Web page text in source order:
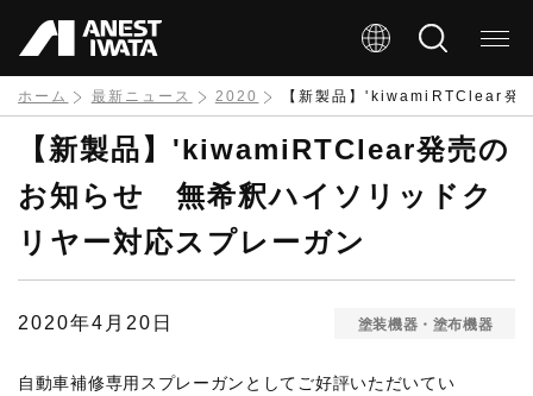
イ
ン
テ
ツ
に
ホーム 最新ニュース 2020 【新製品】'kiwamiRTClear発
【新製品】'kiwamiRTClear発売の
お知らせ 無希釈ハイソリッドク
リヤー対応スプレーガン
2020年4月20日 塗装機器・塗布機器
自動車補修専用スプレーガンとしてご好評いただいてい